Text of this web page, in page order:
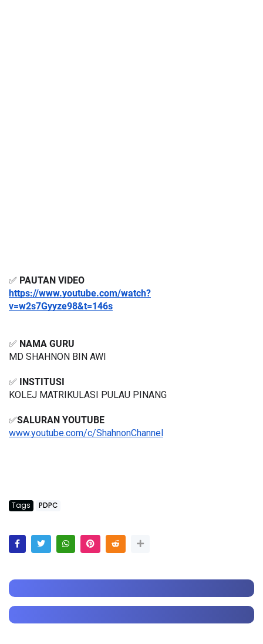
✅ PAUTAN VIDEO
https://www.youtube.com/watch?
v=w2s7Gyyze98&t=146s
✅ NAMA GURU
MD SHAHNON BIN AWI
✅ INSTITUSI
KOLEJ MATRIKULASI PULAU PINANG
✅SALURAN YOUTUBE
www.youtube.com/c/ShahnonChannel
Tags PDPC